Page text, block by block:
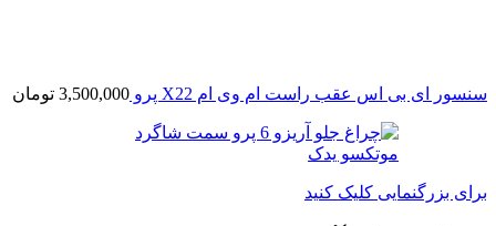
سنسور ای بی اس عقب راست ام وی ام X22 پرو 3,500,000 تومان
برای بزرگنمایی کلیک کنید